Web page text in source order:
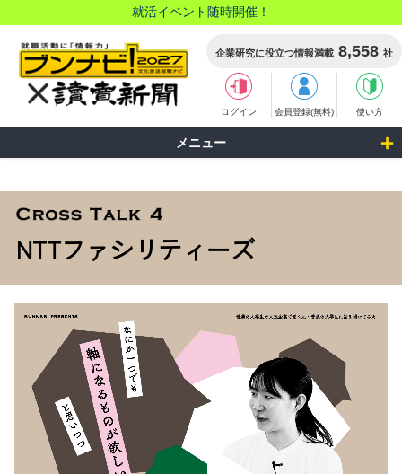
就活イベント随時開催！
企業研究に役立つ情報満載 8,558 社
ログイン 会員登録(無料) 使い方
メニュー
NTTファシリティーズ